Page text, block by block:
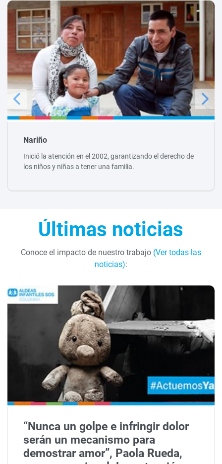
Nariño
Inició la atención en el 2002, garantizando el derecho de
los niños y niñas a tener una familia.
Últimas noticias
Conoce el impacto de nuestro trabajo(Ver todas las
noticias):
“Nunca un golpe e infringir dolor
serán un mecanismo para
demostrar amor”, Paola Rueda,